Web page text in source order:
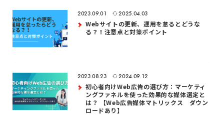
2023.09.01 2025.04.03
Webサイトの更新、運用を怠るとどうな
る？！注意点と対策ポイント
2023.08.23 2024.09.12
初心者向けWeb広告の選び方：マーケティ
ングファネルを使った効果的な媒体選定と
は？ 【Web広告媒体マトリックス ダウン
ロードあり】